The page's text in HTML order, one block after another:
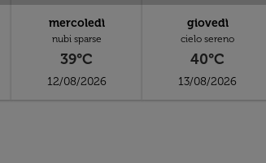
mercoledì
nubi sparse
39°C
12/08/2026
giovedì
cielo sereno
40°C
13/08/2026